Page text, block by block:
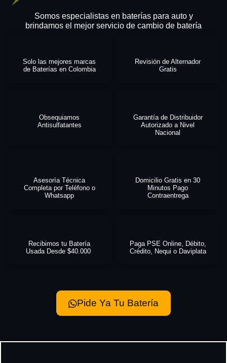
Somos especialistas en baterías para auto y
brindamos el mejor servicio de cambio de batería
Solo las mejores marcas
de Baterías en Colombia
Revisión de Alternador
Gratis
Obsequiamos
Antisulfatantes
Garantía de Distribuidor
Autorizado a Nivel
Nacional
Asesoría Técnica
Completa por Teléfono o
Whatsapp
Domicilio Gratis en 30
Minutos Pago
Contraentrega
Recibimos tu Batería
Usada Desde $40.000
Paga PSE Online, Débito,
Crédito, Nequi o Daviplata
Pide Ya Tu Batería